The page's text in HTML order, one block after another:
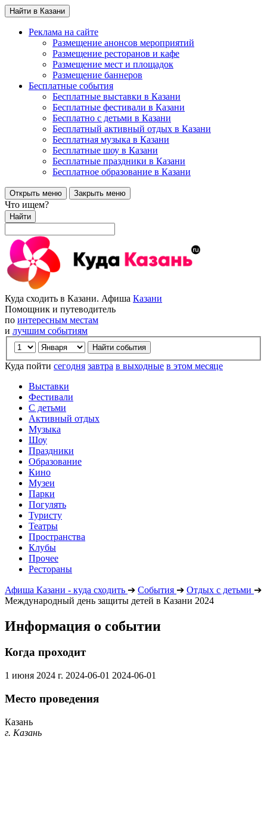
Найти в Казани
Реклама на сайте
Размещение анонсов мероприятий
Размещение ресторанов и кафе
Размещение мест и площадок
Размещение баннеров
Бесплатные события
Бесплатные выставки в Казани
Бесплатные фестивали в Казани
Бесплатно с детьми в Казани
Бесплатный активный отдых в Казани
Бесплатная музыка в Казани
Бесплатные шоу в Казани
Бесплатные праздники в Казани
Бесплатное образование в Казани
Открыть меню Закрыть меню
Что ищем?
Найти
Куда сходить в Казани. Афиша Казани
Помощник и путеводитель
по интересным местам
и лучшим событиям
Куда пойти сегодня завтра в выходные в этом месяце
Выставки
Фестивали
С детьми
Активный отдых
Музыка
Шоу
Праздники
Образование
Кино
Музеи
Парки
Погулять
Туристу
Театры
Пространства
Клубы
Прочее
Рестораны
Афиша Казани - куда сходить ➔ События ➔ Отдых с детьми ➔
Международный день защиты детей в Казани 2024
Информация о событии
Когда проходит
1 июня 2024 г. 2024-06-01 2024-06-01
Место проведения
Казань
г. Казань